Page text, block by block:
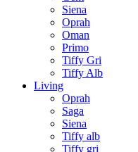
Siena
Oprah
Oman
Primo
Tiffy Gri
Tiffy Alb
Living
Oprah
Saga
Siena
Tiffy alb
Tiffy gri